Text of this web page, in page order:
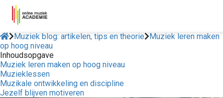
Muziek blog: artikelen, tips en theorie
Muziek leren maken
op hoog niveau
Inhoudsopgave
Muziek leren maken op hoog niveau
Muzieklessen
Muzikale ontwikkeling en discipline
Jezelf blijven motiveren